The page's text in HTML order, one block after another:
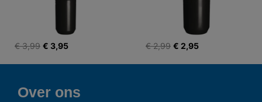
€ 3,99 € 3,95 € 2,99 € 2,95
Over ons